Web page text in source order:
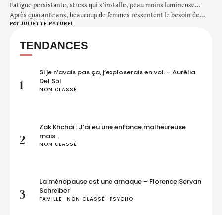
Fatigue persistante, stress qui s’installe, peau moins lumineuse…
Après quarante ans, beaucoup de femmes ressentent le besoin de
prendre davantage soin d’elles, sans brusquer leur corps. Certaines
richesse nutritionnelle. Venue du Japon, une poudre de thé vert
suscite un intérêt croissant pour son action globale …
Par JULIETTE PATUREL
TENDANCES
1
Si je n’avais pas ça, j’exploserais en vol. – Aurélia
Del Sol
NON CLASSÉ
2
Zak Khchai : J’ai eu une enfance malheureuse
mais…
NON CLASSÉ
3
La ménopause est une arnaque – Florence Servan
Schreiber
FAMILLE NON CLASSÉ PSYCHO